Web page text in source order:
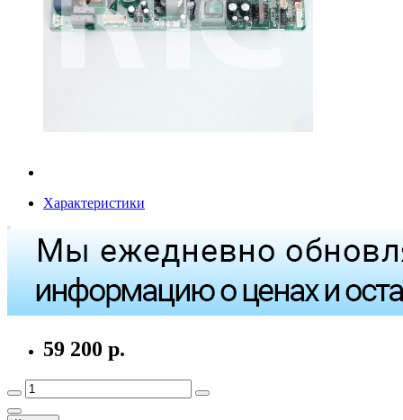
Характеристики
59 200 р.